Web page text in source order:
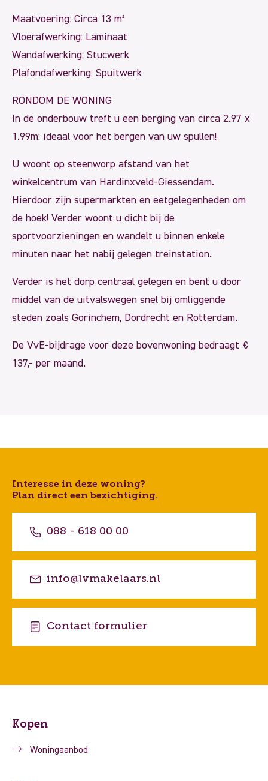
Maatvoering: Circa 13 m²
Vloerafwerking: Laminaat
Wandafwerking: Stucwerk
Plafondafwerking: Spuitwerk
RONDOM DE WONING
In de onderbouw treft u een berging van circa 2.97 x
1.99m: ideaal voor het bergen van uw spullen!
U woont op steenworp afstand van het
winkelcentrum van Hardinxveld-Giessendam.
Hierdoor zijn supermarkten en eetgelegenheden om
de hoek! Verder woont u dicht bij de
sportvoorzieningen en wandelt u binnen enkele
minuten naar het nabij gelegen treinstation.
Verder is het dorp centraal gelegen en bent u door
middel van de uitvalswegen snel bij omliggende
steden zoals Gorinchem, Dordrecht en Rotterdam.
De VvE-bijdrage voor deze bovenwoning bedraagt €
137,- per maand.
Interesse in deze woning?
Plan direct een bezichtiging.
088 - 618 00 00
info@lvmakelaars.nl
Contact formulier
Kopen
Woningaanbod